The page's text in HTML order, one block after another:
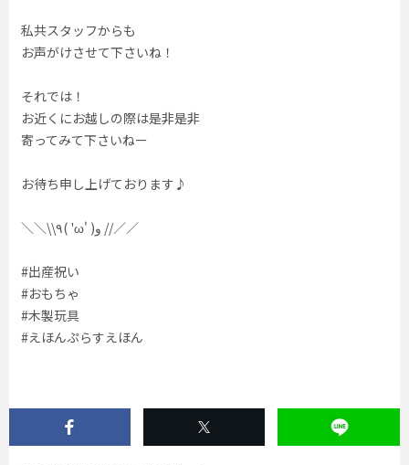
私共スタッフからも
お声がけさせて下さいね！
それでは！
お近くにお越しの際は是非是非
寄ってみて下さいねー
お待ち申し上げております♪
＼＼\\٩( 'ω' )و //／／
#出産祝い
#おもちゃ
#木製玩具
#えほんぷらすえほん